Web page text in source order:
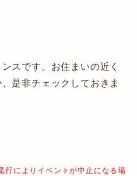
スです。お住まいの近く
是非チェックしておきま
によりイベントが中止になる場